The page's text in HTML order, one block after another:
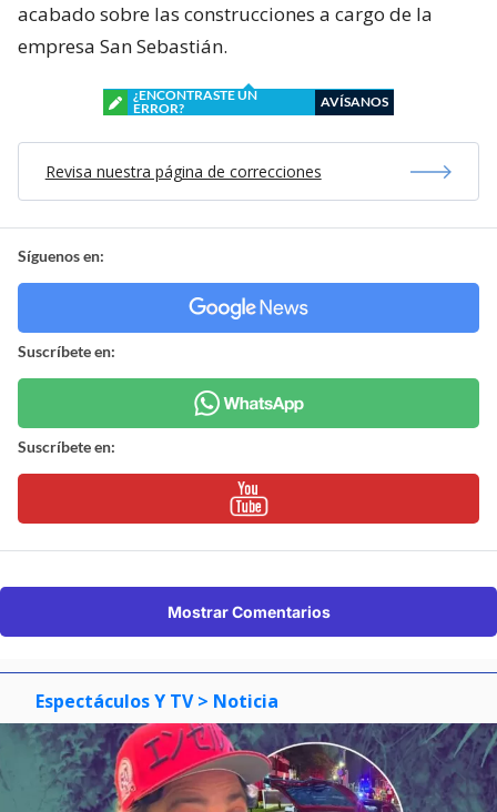
acabado sobre las construcciones a cargo de la
empresa San Sebastián.
¿ENCONTRASTE UN
ERROR?
AVÍSANOS
Revisa nuestra página de correcciones
Síguenos en:
Suscríbete en:
Suscríbete en:
Mostrar Comentarios
Espectáculos Y TV > Noticia